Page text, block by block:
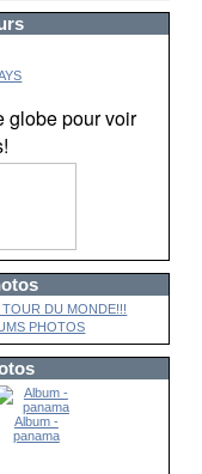
globe pour voir
DU MONDE!!!
PHOTOS
Album -
panama